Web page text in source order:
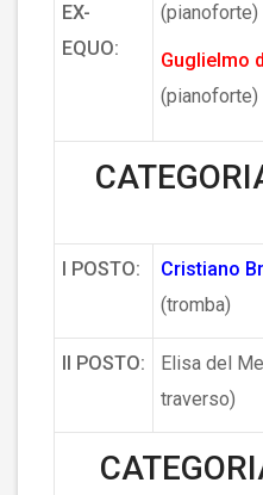
EX-
EQUO:
(pianoforte)
Guglielmo
(pianoforte)
I POSTO:
Cristiano
(tromba)
II POSTO:
Elisa del
traverso)